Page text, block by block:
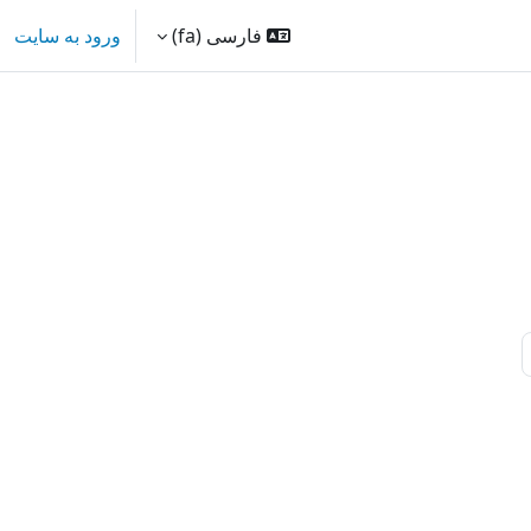
فارسی ‎(fa)‎ ورود به سایت
بین درس‌ها
بین درس‌ها
بعد